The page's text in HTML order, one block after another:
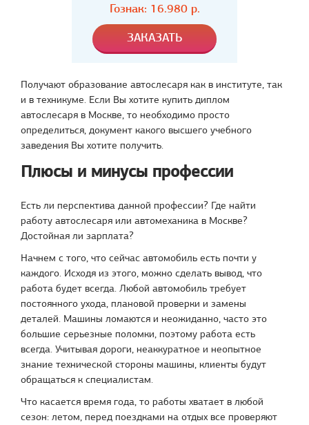
Гознак: 16.980р.
Получают образование автослесаря как в институте, так
и в техникуме. Если Вы хотите купить диплом
автослесаря в Москве, то необходимо просто
определиться, документ какого высшего учебного
заведения Вы хотите получить.
Плюсы и минусы профессии
Есть ли перспектива данной профессии? Где найти
работу автослесаря или автомеханика в Москве?
Достойная ли зарплата?
Начнем с того, что сейчас автомобиль есть почти у
каждого. Исходя из этого, можно сделать вывод, что
работа будет всегда. Любой автомобиль требует
постоянного ухода, плановой проверки и замены
деталей. Машины ломаются и неожиданно, часто это
большие серьезные поломки, поэтому работа есть
всегда. Учитывая дороги, неаккуратное и неопытное
знание технической стороны машины, клиенты будут
обращаться к специалистам.
Что касается время года, то работы хватает в любой
сезон: летом, перед поездками на отдых все проверяют